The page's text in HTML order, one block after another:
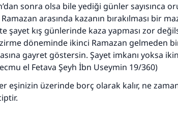
sonra olsa bile yediği günler sayısınca
arasında kazanın bırakılması bir
şayet kış günlerinde kaza yapması zor
döneminde ikinci Ramazan gelmeden
gayret göstersin. Şayet imkanı yoksa
el Fetava Şeyh İbn Useymin 19/360)
eşinizin üzerinde borç olarak kalır, ne
Şimdi katkı yapın!